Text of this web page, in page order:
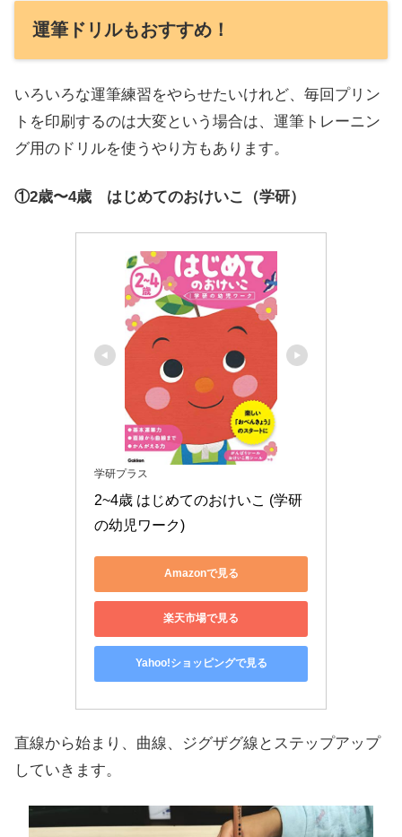
運筆ドリルもおすすめ！
いろいろな運筆練習をやらせたいけれど、毎回プリン
トを印刷するのは大変という場合は、運筆トレーニン
グ用のドリルを使うやり方もあります。
①2歳〜4歳 はじめてのおけいこ（学研）
学研プラス
2~4歳 はじめてのおけいこ (学研
の幼児ワーク)
Amazonで見る
楽天市場で見る
Yahoo!ショッピングで見る
直線から始まり、曲線、ジグザグ線とステップアップ
していきます。